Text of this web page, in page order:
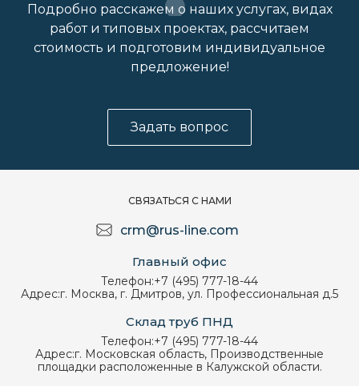
Подробно расскажем о наших услугах, видах
работ и типовых проектах, рассчитаем
стоимость и подготовим индивидуальное
предложение!
Задать вопрос
СВЯЗАТЬСЯ С НАМИ
crm@rus-line.com
Главный офис
Телефон:+7 (495) 777-18-44
Адрес:г. Москва, г. Дмитров, ул. Профессиональная д.5
Склад труб ПНД
Телефон:+7 (495) 777-18-44
Адрес:г. Московская область, Производственные
площадки расположенные в Калужской области.